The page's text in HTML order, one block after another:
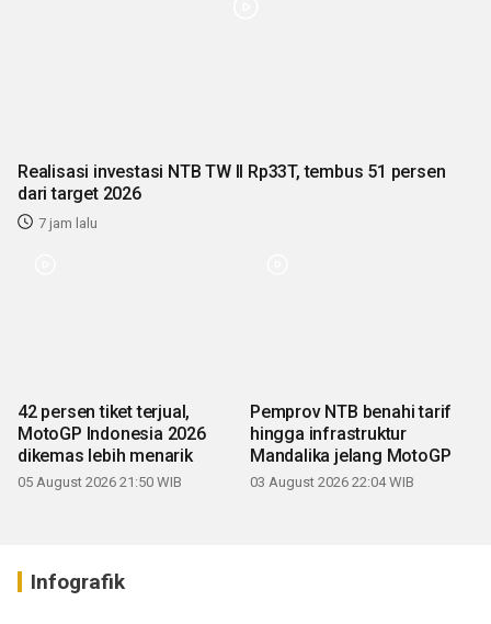
Realisasi investasi NTB TW II Rp33T, tembus 51 persen
dari target 2026
7 jam lalu
42 persen tiket terjual,
MotoGP Indonesia 2026
dikemas lebih menarik
05 August 2026 21:50 WIB
Pemprov NTB benahi tarif
hingga infrastruktur
Mandalika jelang MotoGP
03 August 2026 22:04 WIB
Infografik